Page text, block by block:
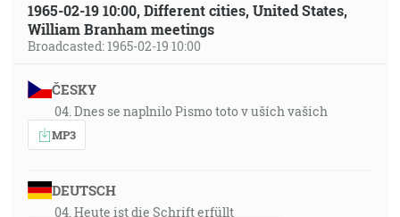
1965-02-19 10:00, Different cities, United States,
William Branham meetings
Broadcasted: 1965-02-19 10:00
ČESKY
04. Dnes se naplnilo Pismo toto v uších vašich
MP3
DEUTSCH
04. Heute ist die Schrift erfüllt